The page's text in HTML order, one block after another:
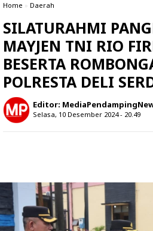
Home » Daerah
SILATURAHMI
MAYJEN TNI RIO
BESERTA
POLRESTA DELI
Editor:
Selasa, 10 Desember 2024 - 20.49